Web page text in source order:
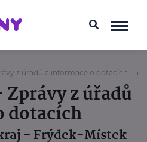
z úřadů a informace o dotacích
z úřadů
dotacích
- Frýdek-Místek